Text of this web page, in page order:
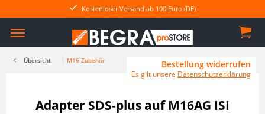
Kostenloser Versand ab 100 Euro (DE)
Übersicht M16 Zubehör
Adapter SDS-plus auf M16AG ISI
Bestellung widerrufen
Es gilt unsere Datenschutzerklärung